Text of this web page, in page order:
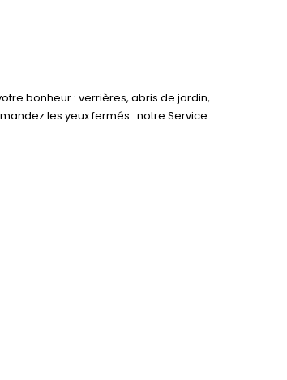
bonheur : verrières, abris de jardin,
les yeux fermés : notre Service